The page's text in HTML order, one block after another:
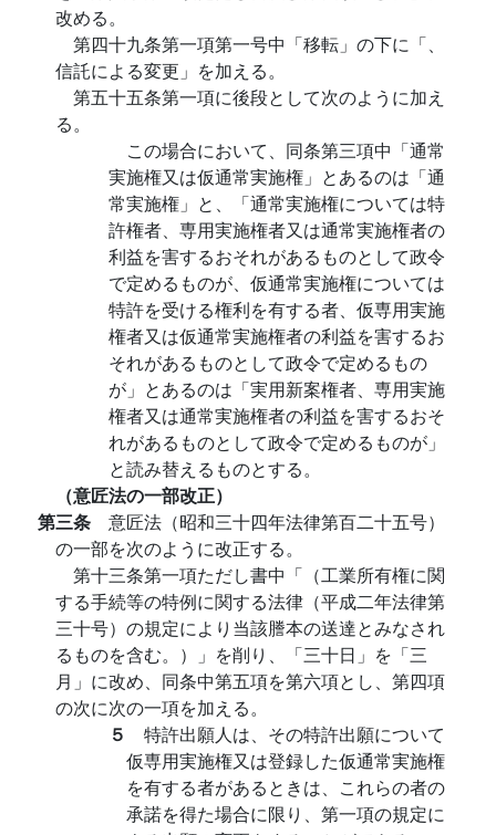
改める。
第四十九条第一項第一号中「移転」の下に「、
信託による変更」を加える。
第五十五条第一項に後段として次のように加え
る。
この場合において、同条第三項中「通常
実施権又は仮通常実施権」とあるのは「通
常実施権」と、「通常実施権については特
許権者、専用実施権者又は通常実施権者の
利益を害するおそれがあるものとして政令
で定めるものが、仮通常実施権については
特許を受ける権利を有する者、仮専用実施
権者又は仮通常実施権者の利益を害するお
それがあるものとして政令で定めるもの
が」とあるのは「実用新案権者、専用実施
権者又は通常実施権者の利益を害するおそ
れがあるものとして政令で定めるものが」
と読み替えるものとする。
（意匠法の一部改正）
第三条 意匠法（昭和三十四年法律第百二十五号）
の一部を次のように改正する。
第十三条第一項ただし書中「（工業所有権に関
する手続等の特例に関する法律（平成二年法律第
三十号）の規定により当該謄本の送達とみなされ
るものを含む。）」を削り、「三十日」を「三
月」に改め、同条中第五項を第六項とし、第四項
の次に次の一項を加える。
５ 特許出願人は、その特許出願について
仮専用実施権又は登録した仮通常実施権
を有する者があるときは、これらの者の
承諾を得た場合に限り、第一項の規定に